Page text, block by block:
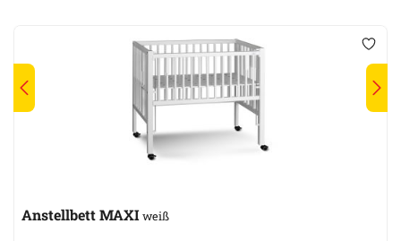
Anstellbett MAXIweiß